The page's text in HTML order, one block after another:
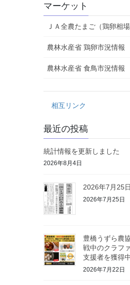
マーケット
ＪＡ全農たまご（鶏卵相
農林水産省 鶏卵市況情報
農林水産省 食鳥市況情報
相互リンク
最近の投稿
統計情報を更新しました
2026年8月4日
2026年7月25
2026年7月25日
豊橋うずら農
戦中のクラフ
支援者を獲得中
2026年7月22日